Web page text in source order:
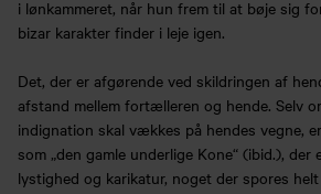
i lønkammeret, når hun frem til at bøje sig
bizar karakter finder i leje igen.
Det, der er afgørende ved skildringen af
afstand mellem fortælleren og hende. Selv
indignation skal vækkes på hendes vegne,
som „den gamle underlige Kone“ (ibid.), der
lystighed og karikatur, noget der spores